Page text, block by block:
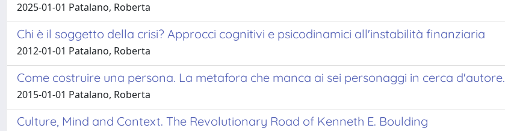
2025-01-01 Patalano, Roberta
Chi è il soggetto della crisi? Approcci cognitivi e psicodinamici all'instabilità finanziaria
2012-01-01 Patalano, Roberta
Come costruire una persona. La metafora che manca ai sei personaggi in cerca d'autore.
2015-01-01 Patalano, Roberta
Culture, Mind and Context. The Revolutionary Road of Kenneth E. Boulding